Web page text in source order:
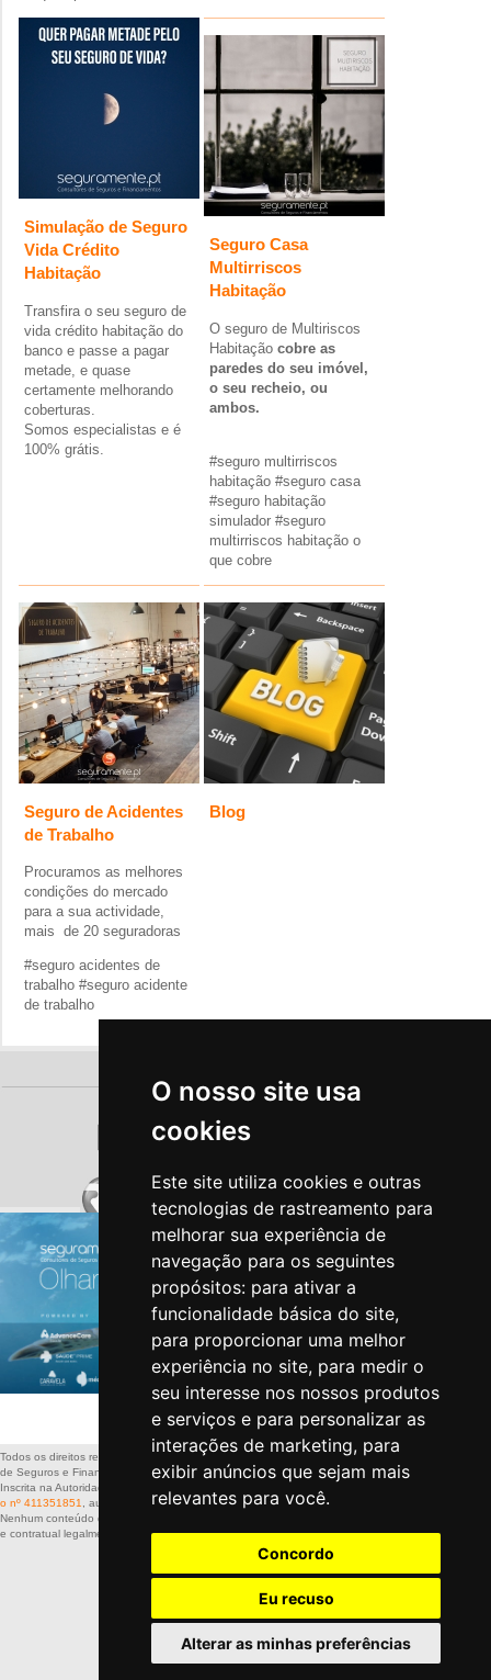
O nosso site usa
cookies
Este site utiliza cookies e outras
tecnologias de rastreamento para
melhorar sua experiência de
navegação para os seguintes
propósitos: para ativar a
funcionalidade básica do site,
para proporcionar uma melhor
experiência no site, para medir o
seu interesse nos nossos produtos
e serviços e para personalizar as
interações de marketing, para
exibir anúncios que sejam mais
relevantes para você.
Concordo
Eu recuso
Alterar as minhas preferências
Simulação de Seguro
Vida Crédito
Habitação
Transfira o seu seguro de
vida crédito habitação do
banco e passe a pagar
metade, e quase
certamente melhorando
coberturas.
Somos especialistas e é
100% grátis.
Seguro Casa
Multirriscos
Habitação
O seguro de Multiriscos
Habitação cobre as
paredes do seu imóvel,
o seu recheio, ou
ambos.
#seguro multirriscos
habitação #seguro casa
#seguro habitação
simulador #seguro
multirriscos habitação o
que cobre
Seguro de Acidentes
de Trabalho
Procuramos as melhores
condições do mercado
para a sua actividade,
mais de 20 seguradoras
#seguro acidentes de
trabalho #seguro acidente
de trabalho
Blog
Politica de Privacidade -Politica de Cookies
Todos os direitos reservados a: SEGURAMENTE – Sociedade de Mediação
de Seguros e Financiamentos, Lda
Inscrita na Autoridade de Supervisão de Seguros e Fundos de Pensões
o nº 411351851
, autorizada a exercer actividade nos ramos Vida e Não-Vida
Nenhum conteúdo deste site dispensa a leitura da informação pré-contratual
e contratual legalmente exigida.